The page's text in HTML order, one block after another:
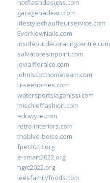
hotflashdesigns.com
garagenadeau.com
lifestylechauffeurservice.com
EverNewNails.com
insideoutdecoratingcentre.com
salvatoresinpoint.com
jovialfloralco.com
johnlscotthometeam.com
u-seehomes.com
watersportslagonissi.com
mischieffashion.com
eduwyre.com
retro-interiors.com
theblvd-boise.com
fpet2023.org
e-smart2022.org
ngrc2022.org
leesfamilyfoods.com